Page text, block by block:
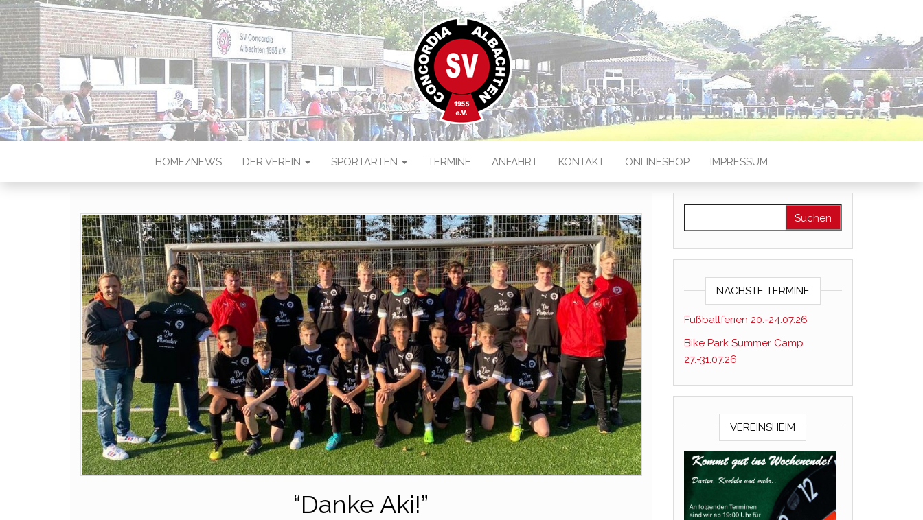
CONCORDIA ALBACHTEN
Sportverein in Münster-Albachten
HOME/NEWS DER VEREIN SPORTARTEN TERMINE ANFAHRT KONTAKT ONLINESHOP IMPRESSUM
“Danke Aki!”
NÄCHSTE TERMINE
Fußballferien 20.-24.07.26
Bike Park Summer Camp
27.-31.07.26
VEREINSHEIM